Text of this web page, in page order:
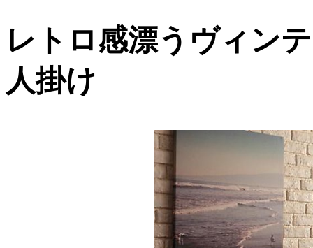
レトロ感漂うヴィン
人掛け